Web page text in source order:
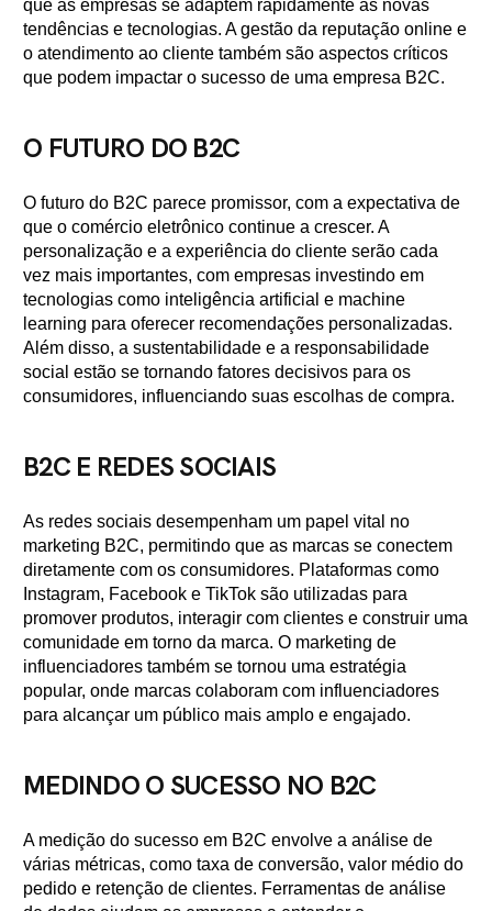
que as empresas se adaptem rapidamente às novas
tendências e tecnologias. A gestão da reputação online e
o atendimento ao cliente também são aspectos críticos
que podem impactar o sucesso de uma empresa B2C.
O FUTURO DO B2C
O futuro do B2C parece promissor, com a expectativa de
que o comércio eletrônico continue a crescer. A
personalização e a experiência do cliente serão cada
vez mais importantes, com empresas investindo em
tecnologias como inteligência artificial e machine
learning para oferecer recomendações personalizadas.
Além disso, a sustentabilidade e a responsabilidade
social estão se tornando fatores decisivos para os
consumidores, influenciando suas escolhas de compra.
B2C E REDES SOCIAIS
As redes sociais desempenham um papel vital no
marketing B2C, permitindo que as marcas se conectem
diretamente com os consumidores. Plataformas como
Instagram, Facebook e TikTok são utilizadas para
promover produtos, interagir com clientes e construir uma
comunidade em torno da marca. O marketing de
influenciadores também se tornou uma estratégia
popular, onde marcas colaboram com influenciadores
para alcançar um público mais amplo e engajado.
MEDINDO O SUCESSO NO B2C
A medição do sucesso em B2C envolve a análise de
várias métricas, como taxa de conversão, valor médio do
pedido e retenção de clientes. Ferramentas de análise